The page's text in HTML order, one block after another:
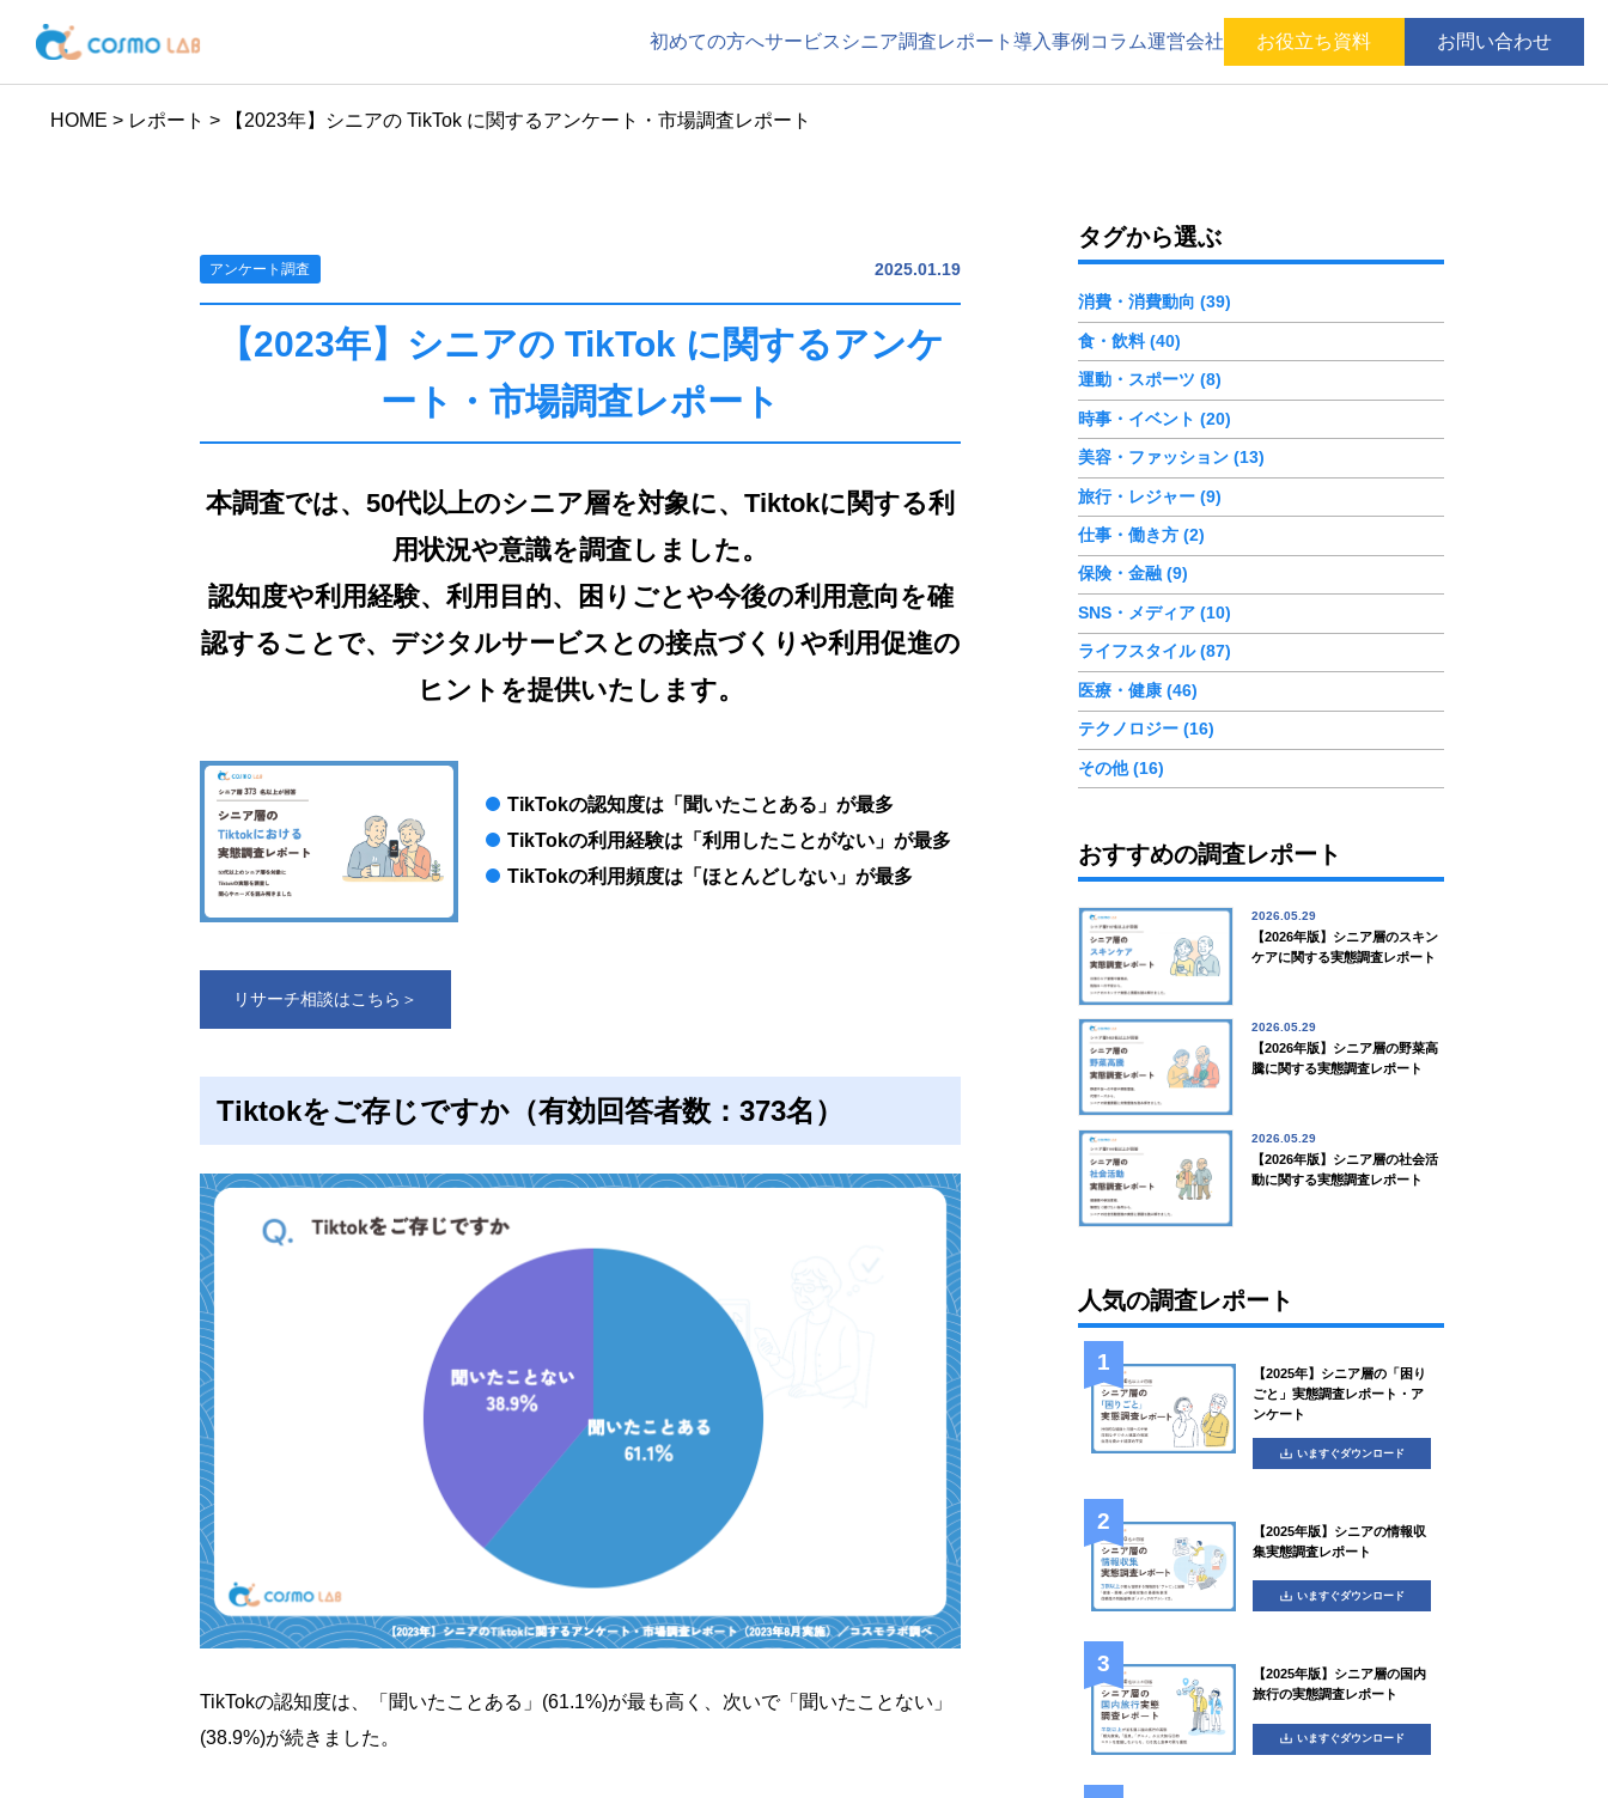
初めての方へサービス シニア調査レポート導入事例 コラム運営会社 お役立ち資料 お問い合わせ
HOME > レポート > 【2023年】シニアの TikTok に関するアンケート・市場調査レポート
アンケート調査 2025.01.19
【2023年】シニアの TikTok に関するアンケ
ート・市場調査レポート
本調査では、50代以上のシニア層を対象に、Tiktokに関する利
用状況や意識を調査しました。
認知度や利用経験、利用目的、困りごとや今後の利用意向を確
認することで、デジタルサービスとの接点づくりや利用促進の
ヒントを提供いたします。
TikTokの認知度は「聞いたことある」が最多
TikTokの利用経験は「利用したことがない」が最多
TikTokの利用頻度は「ほとんどしない」が最多
リサーチ相談はこちら＞
Tiktokをご存じですか（有効回答者数：373名）
TikTokの認知度は、「聞いたことある」(61.1%)が最も高く、次いで「聞いたことない」
(38.9%)が続きました。
タグから選ぶ
消費・消費動向 (39)
食・飲料 (40)
運動・スポーツ (8)
時事・イベント (20)
美容・ファッション (13)
旅行・レジャー (9)
仕事・働き方 (2)
保険・金融 (9)
SNS・メディア (10)
ライフスタイル (87)
医療・健康 (46)
テクノロジー (16)
その他 (16)
おすすめの調査レポート
【2026年版】シニア層のスキン
ケアに関する実態調査レポート
2026.05.29
【2026年版】シニア層の野菜高
騰に関する実態調査レポート
2026.05.29
【2026年版】シニア層の社会活
動に関する実態調査レポート
2026.05.29
人気の調査レポート
【2025年】シニア層の「困り
ごと」実態調査レポート・ア
ンケート
いますぐダウンロード
【2025年版】シニアの情報収
集実態調査レポート
いますぐダウンロード
【2025年版】シニア層の国内
旅行の実態調査レポート
いますぐダウンロード